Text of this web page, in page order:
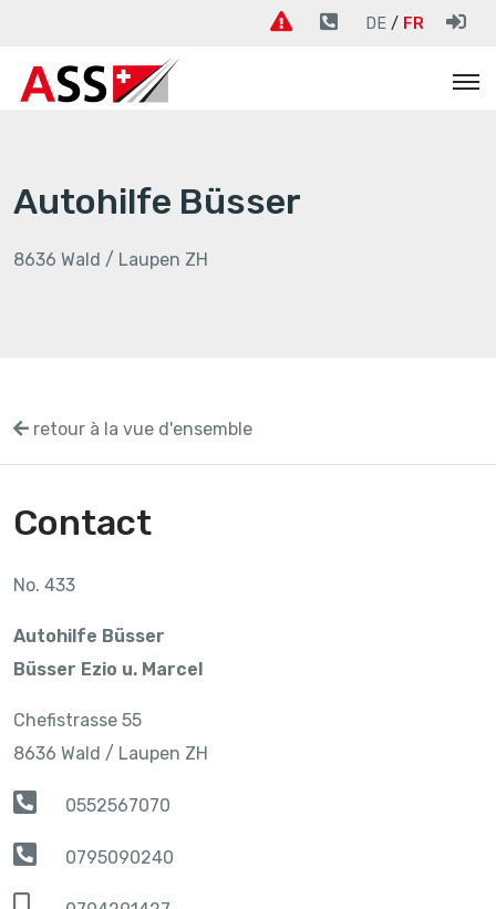
DE FR
Autohilfe Büsser
8636 Wald / Laupen ZH
retour à la vue d'ensemble
Contact
No. 433
Autohilfe Büsser
Büsser Ezio u. Marcel
Chefistrasse 55
8636 Wald / Laupen ZH
0552567070
0795090240